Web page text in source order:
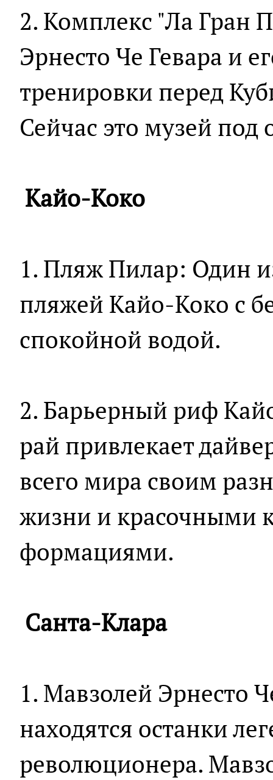
2. Комплекс "Ла Гран
Эрнесто Че Гевара и
тренировки перед
Сейчас это музей
Кайо-Коко
1. Пляж Пилар: Один
пляжей Кайо-Коко с
спокойной водой.
2. Барьерный риф
рай привлекает
всего мира своим
жизни и красочными
формациями.
Санта-Клара
1. Мавзолей Эрнесто
находятся останки
революционера.